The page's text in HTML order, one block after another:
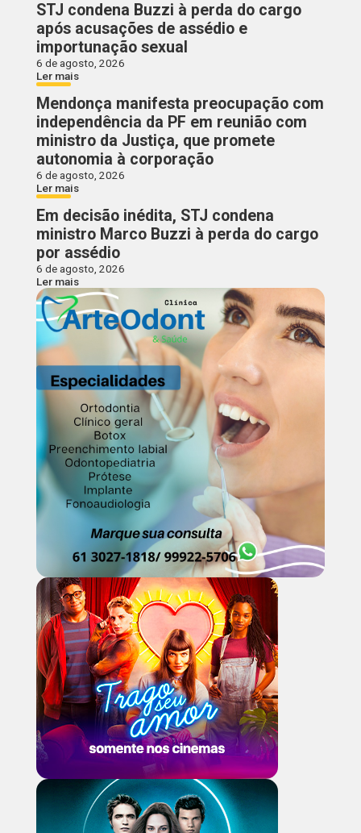
STJ condena Buzzi à perda do cargo
após acusações de assédio e
importunação sexual
6 de agosto, 2026
Ler mais
Mendonça manifesta preocupação com
independência da PF em reunião com
ministro da Justiça, que promete
autonomia à corporação
6 de agosto, 2026
Ler mais
Em decisão inédita, STJ condena
ministro Marco Buzzi à perda do cargo
por assédio
6 de agosto, 2026
Ler mais